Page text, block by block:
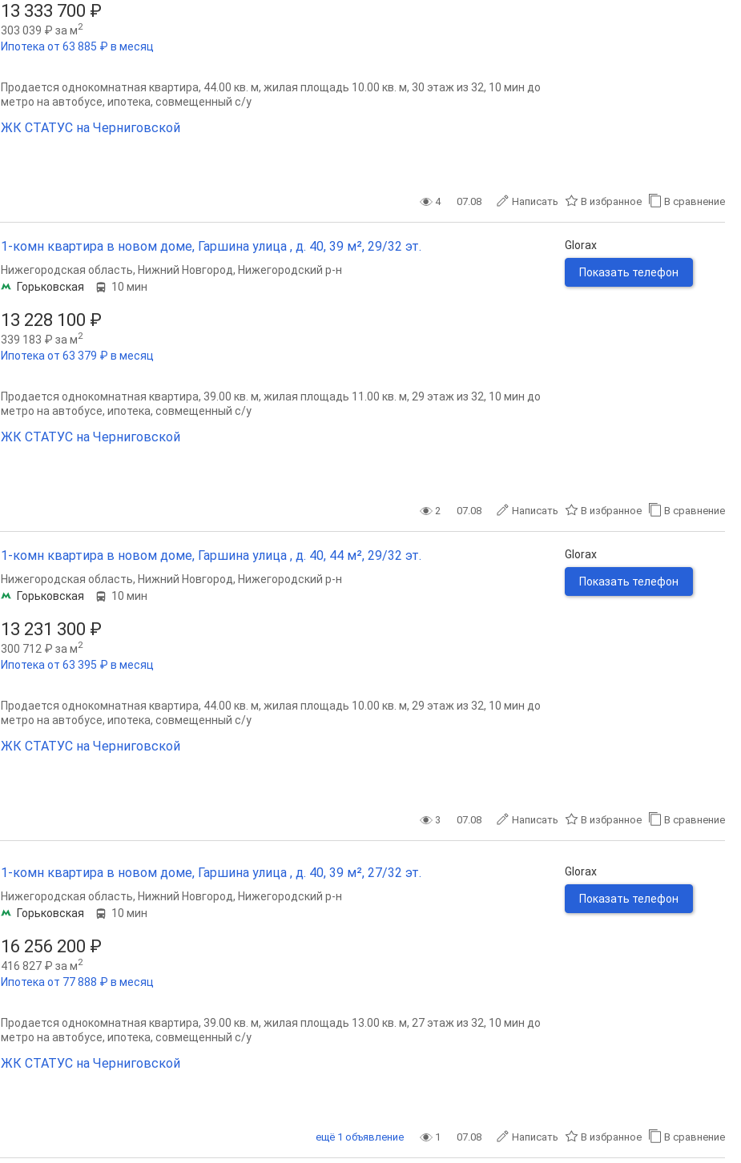
13 333 700 ₽
303 039 ₽ за м2
Ипотека от 63 885 ₽ в месяц
Продается однокомнатная квартира, 44.00 кв. м, жилая площадь 10.00 кв. м, 30 этаж из 32, 10 мин до
метро на автобусе, ипотека, совмещенный с/у
ЖК СТАТУС на Черниговской
4 07.08 Написать В избранное В сравнение
1-комн квартира в новом доме, Гаршина улица , д. 40, 39 м², 29/32 эт.
13 228 100 ₽
339 183 ₽ за м2
Ипотека от 63 379 ₽ в месяц
Нижегородская область, Нижний Новгород, Нижегородский р-н
Горьковская
10 мин
Продается однокомнатная квартира, 39.00 кв. м, жилая площадь 11.00 кв. м, 29 этаж из 32, 10 мин до
метро на автобусе, ипотека, совмещенный с/у
ЖК СТАТУС на Черниговской
Glorax
Показать телефон
2 07.08 Написать В избранное В сравнение
1-комн квартира в новом доме, Гаршина улица , д. 40, 44 м², 29/32 эт.
13 231 300 ₽
300 712 ₽ за м2
Ипотека от 63 395 ₽ в месяц
Нижегородская область, Нижний Новгород, Нижегородский р-н
Горьковская
10 мин
Продается однокомнатная квартира, 44.00 кв. м, жилая площадь 10.00 кв. м, 29 этаж из 32, 10 мин до
метро на автобусе, ипотека, совмещенный с/у
ЖК СТАТУС на Черниговской
Glorax
Показать телефон
3 07.08 Написать В избранное В сравнение
1-комн квартира в новом доме, Гаршина улица , д. 40, 39 м², 27/32 эт.
16 256 200 ₽
416 827 ₽ за м2
Ипотека от 77 888 ₽ в месяц
Нижегородская область, Нижний Новгород, Нижегородский р-н
Горьковская
10 мин
Продается однокомнатная квартира, 39.00 кв. м, жилая площадь 13.00 кв. м, 27 этаж из 32, 10 мин до
метро на автобусе, ипотека, совмещенный с/у
ЖК СТАТУС на Черниговской
Glorax
Показать телефон
1 07.08 Написать В избранное В сравнение
ещё 1 объявление